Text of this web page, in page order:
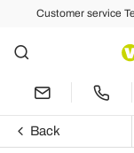
Customer service
Back